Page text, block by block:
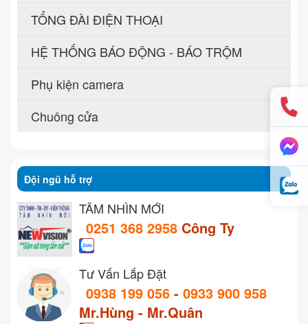
TỔNG ĐÀI ĐIỆN THOẠI
HỆ THỐNG BÁO ĐỘNG - BÁO TRỘM
Phụ kiện camera
Chuông cửa
Đội ngũ hỗ trợ
TẦM NHÌN MỚI
0251 368 2958 Công Ty
Tư Vấn Lắp Đặt
0938 199 056 - 0933 900 958
Mr.Hùng - Mr.Quân